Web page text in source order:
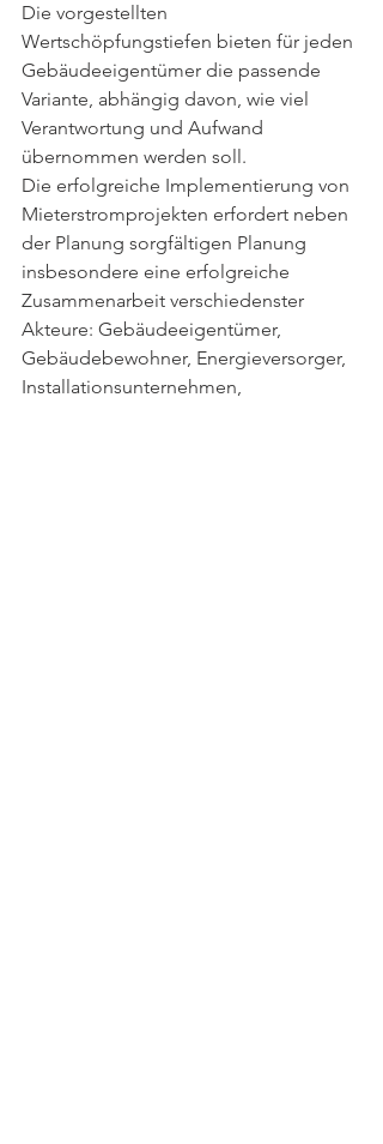
Die vorgestellten
Wertschöpfungstiefen bieten für jeden
Gebäudeeigentümer die passende
Variante, abhängig davon, wie viel
Verantwortung und Aufwand
übernommen werden soll.
Die erfolgreiche Implementierung von
Mieterstromprojekten erfordert neben
der Planung sorgfältigen Planung
insbesondere eine erfolgreiche
Zusammenarbeit verschiedenster
Akteure: Gebäudeeigentümer,
Gebäudebewohner, Energieversorger,
Installationsunternehmen,